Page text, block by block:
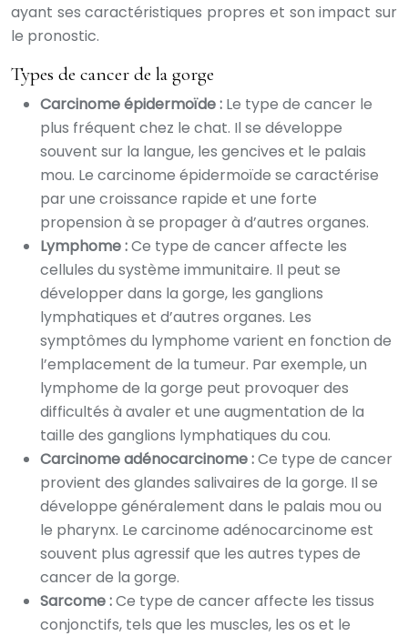
ayant ses caractéristiques propres et son impact sur
le pronostic.
Types de cancer de la gorge
Carcinome épidermoïde : Le type de cancer le
plus fréquent chez le chat. Il se développe
souvent sur la langue, les gencives et le palais
mou. Le carcinome épidermoïde se caractérise
par une croissance rapide et une forte
propension à se propager à d’autres organes.
Lymphome :Ce type de cancer affecte les
cellules du système immunitaire. Il peut se
développer dans la gorge, les ganglions
lymphatiques et d’autres organes. Les
symptômes du lymphome varient en fonction de
l’emplacement de la tumeur. Par exemple, un
lymphome de la gorge peut provoquer des
difficultés à avaler et une augmentation de la
taille des ganglions lymphatiques du cou.
Carcinome adénocarcinome :Ce type de cancer
provient des glandes salivaires de la gorge. Il se
développe généralement dans le palais mou ou
le pharynx. Le carcinome adénocarcinome est
souvent plus agressif que les autres types de
cancer de la gorge.
Sarcome :Ce type de cancer affecte les tissus
conjonctifs, tels que les muscles, les os et le